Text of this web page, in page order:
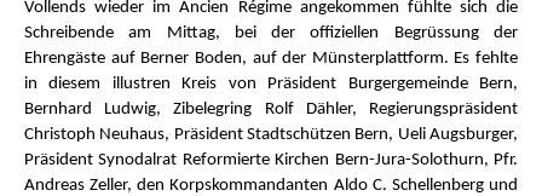
Vollends wieder im Ancien Régime angekommen fühlte sich die
Schreibende am Mittag, bei der offiziellen Begrüssung der
Ehrengäste auf Berner Boden, auf der Münsterplattform. Es fehlte
in diesem illustren Kreis von Präsident Burgergemeinde Bern,
Bernhard Ludwig, Zibelegring Rolf Dähler, Regierungspräsident
Christoph Neuhaus, Präsident Stadtschützen Bern, Ueli Augsburger,
Präsident Synodalrat Reformierte Kirchen Bern-Jura-Solothurn, Pfr.
Andreas Zeller, den Korpskommandanten Aldo C. Schellenberg und